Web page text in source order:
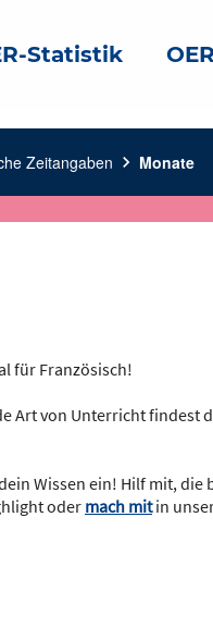
Statistik OER
Zeitangaben chevron_right Monate
für Französisch!
Art von Unterricht findest
Wissen ein! Hilf mit, die
oder mach mitin